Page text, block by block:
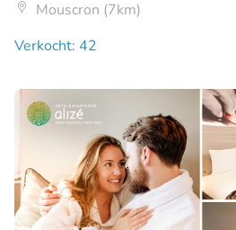
Mouscron (7km)
Verkocht: 42